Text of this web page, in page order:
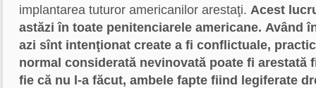
implantarea tuturor americanilor arestaţi. Acest
astăzi în toate penitenciarele americane. Având
azi sînt intenţionat create a fi conflictuale,
normal considerată nevinovată poate fi arestată
fie că nu l-a făcut, ambele fapte fiind legiferate